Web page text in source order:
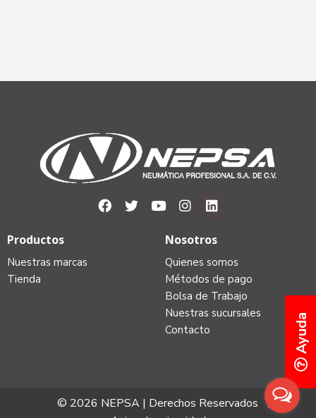
Ayuda
Nosotros
Quienes somos
Métodos de pago
Bolsa de Trabajo
Nuestras sucursales
Contacto
Productos
Nuestras marcas
Tienda
© 2026 NEPSA | Derechos Reservados